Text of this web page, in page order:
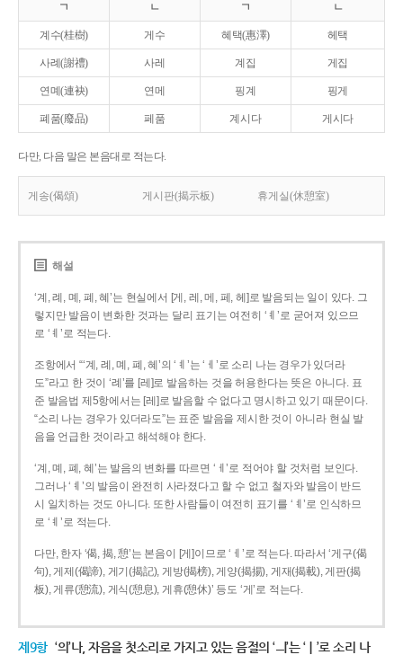
ㄱ ㄴ ㄱ ㄴ
계수(桂樹) 게수 혜택(惠澤) 헤택
사례(謝禮) 사레 계집 게집
연몌(連袂) 연메 핑계 핑게
폐품(廢品) 페품 계시다 게시다
다만, 다음 말은 본음대로 적는다.
게송(偈頌) 게시판(揭示板) 휴게실(休憩室)
해설
‘계, 례, 몌, 폐, 혜’는 현실에서 [게, 레, 메, 페, 헤]로 발음되는 일이 있다. 그
렇지만 발음이 변화한 것과는 달리 표기는 여전히 ‘ㅖ’로 굳어져 있으므
로 ‘ㅖ’로 적는다.
조항에서 “‘계, 례, 몌, 폐, 혜’의 ‘ㅖ’는 ‘ㅔ’로 소리 나는 경우가 있더라
도”라고 한 것이 ‘례’를 [레]로 발음하는 것을 허용한다는 뜻은 아니다. 표
준 발음법 제5항에서는 [레]로 발음할 수 없다고 명시하고 있기 때문이다.
“소리 나는 경우가 있더라도”는 표준 발음을 제시한 것이 아니라 현실 발
음을 언급한 것이라고 해석해야 한다.
‘계, 몌, 폐, 혜’는 발음의 변화를 따르면 ‘ㅔ’로 적어야 할 것처럼 보인다.
그러나 ‘ㅖ’의 발음이 완전히 사라졌다고 할 수 없고 철자와 발음이 반드
시 일치하는 것도 아니다. 또한 사람들이 여전히 표기를 ‘ㅖ’로 인식하므
로 ‘ㅖ’로 적는다.
다만, 한자 ‘偈, 揭, 憩’는 본음이 [게]이므로 ‘ㅔ’로 적는다. 따라서 ‘게구(偈
句), 게제(偈諦), 게기(揭記), 게방(揭榜), 게양(揭揚), 게재(揭載), 게판(揭
板), 게류(憩流), 게식(憩息), 게휴(憩休)’ 등도 ‘게’로 적는다.
제9항 ‘의’나, 자음을 첫소리로 가지고 있는 음절의 ‘ㅢ’는 ‘ㅣ’로 소리 나